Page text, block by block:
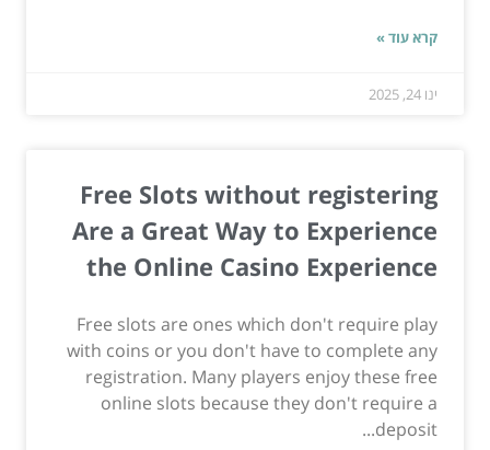
קרא עוד »
ינו 24, 2025
Free Slots without registering
Are a Great Way to Experience
the Online Casino Experience
Free slots are ones which don't require play
with coins or you don't have to complete any
registration. Many players enjoy these free
online slots because they don't require a
deposit...